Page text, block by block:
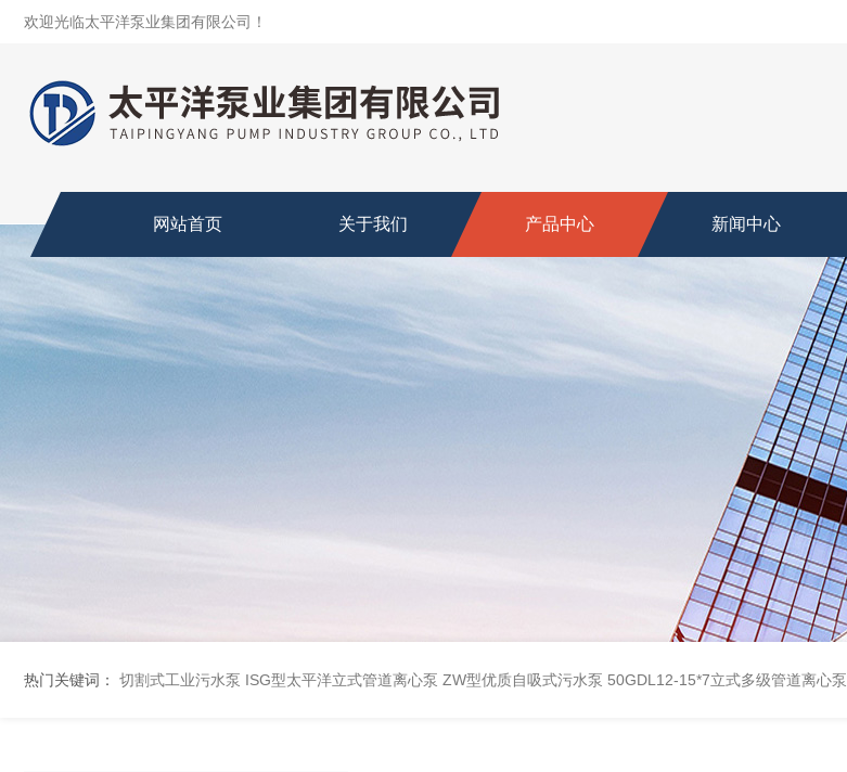
欢迎光临太平洋泵业集团有限公司！
网站首页 关于我们 产品中心 新闻中心
热门关键词： 切割式工业污水泵 ISG型太平洋立式管道离心泵 ZW型优质自吸式污水泵 50GDL12-15*7立式多级管道离心泵